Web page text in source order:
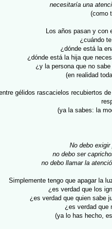
necesitaría una
(como
Los años pasan y con
¿cuándo
¿dónde está la
¿dónde está la hija que
¿y la persona que no
(en realidad
gélidos rascacielos recubiertos
(ya la sabes: la
No debo exigir
no debo ser
no debo llamar la
Simplemente tengo que apagar la
¿es verdad que los
¿es verdad que quien sabe
¿es verdad que
(ya lo has hecho,